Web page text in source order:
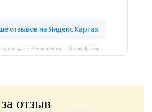
на карте Екатеринбурга — Яндекс Карты
отзыв